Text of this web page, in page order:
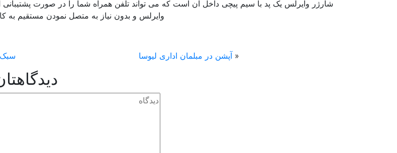
شارژر وایرلس یک پد با سیم پیچی داخل آن است که می تواند تلفن همراه شما را در صورت پشتیبانی
وایرلس و بدون نیاز به متصل نمودن مستقیم به
« آپشن در مبلمان اداری لیوسا سبک